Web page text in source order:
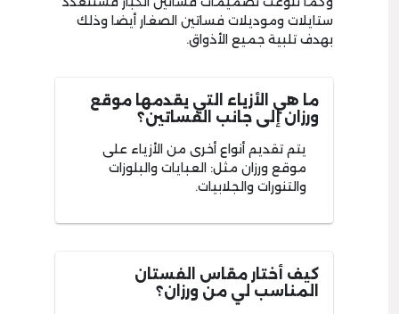
ستايلات وموديلات فساتين الصغار أيضا وذلك
بهدف تلبية جميع الأذواق.
ما هي الأزياء التي يقدمها موقع
ورزان إلى جانب الفساتين؟
يتم تقديم أنواع أخرى من الأزياء على
موقع ورزان مثل: العبايات والبلوزات
والتنورات والجلابيات.
كيف أختار مقاس الفستان
المناسب لي من ورزان؟